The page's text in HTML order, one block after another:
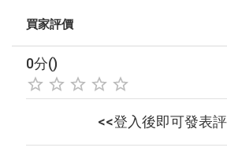
買家評價
0分()
<<登入後即可發表